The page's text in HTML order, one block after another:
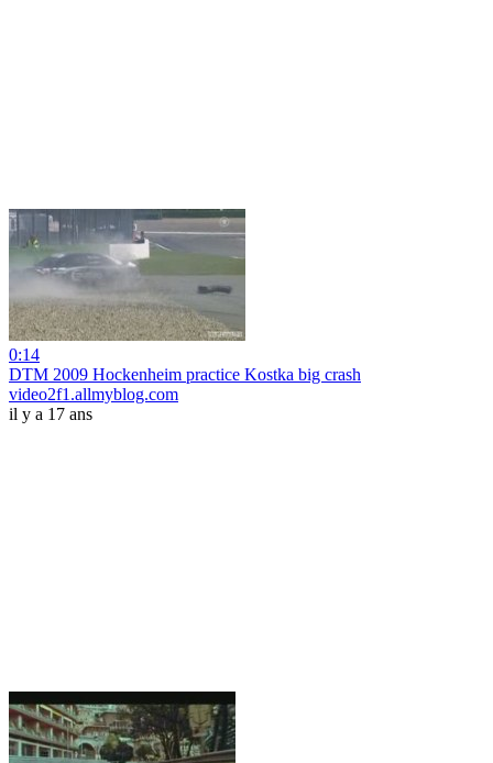
0:14
DTM 2009 Hockenheim practice Kostka big crash
video2f1.allmyblog.com
il y a 17 ans